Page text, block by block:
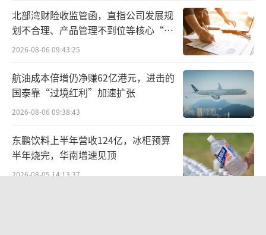
研学、中国文化研学、腾讯财经夏季峰会等众
多活动，均有助于白酒品牌在目标圈层人群的
影响力提升与渗透。
北部湾财险收监管函，直指公司发展规
划不合理、产品管理不到位等核心“痛
点”
2026-08-06 09:43:25
航油成本倍增仍净赚62亿港元，进击的
国泰靠“过境红利”加速扩张
2026-08-06 09:38:43
东鹏饮料上半年营收124亿，冰柜预算
半年烧完，华南增速见顶
2026-08-05 14:13:37